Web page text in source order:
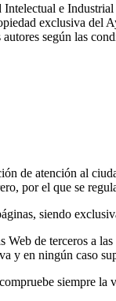
e
exclusiva
según las
de atención al
por el que se
siendo
de terceros a
en ningún caso
siempre